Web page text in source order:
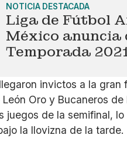
NOTICIA DESTACADA
Liga de Fútbol
México anuncia
Temporada
invictos a la gran
Oro y Bucaneros
juegos de la semifinal,
la llovizna de la tarde.